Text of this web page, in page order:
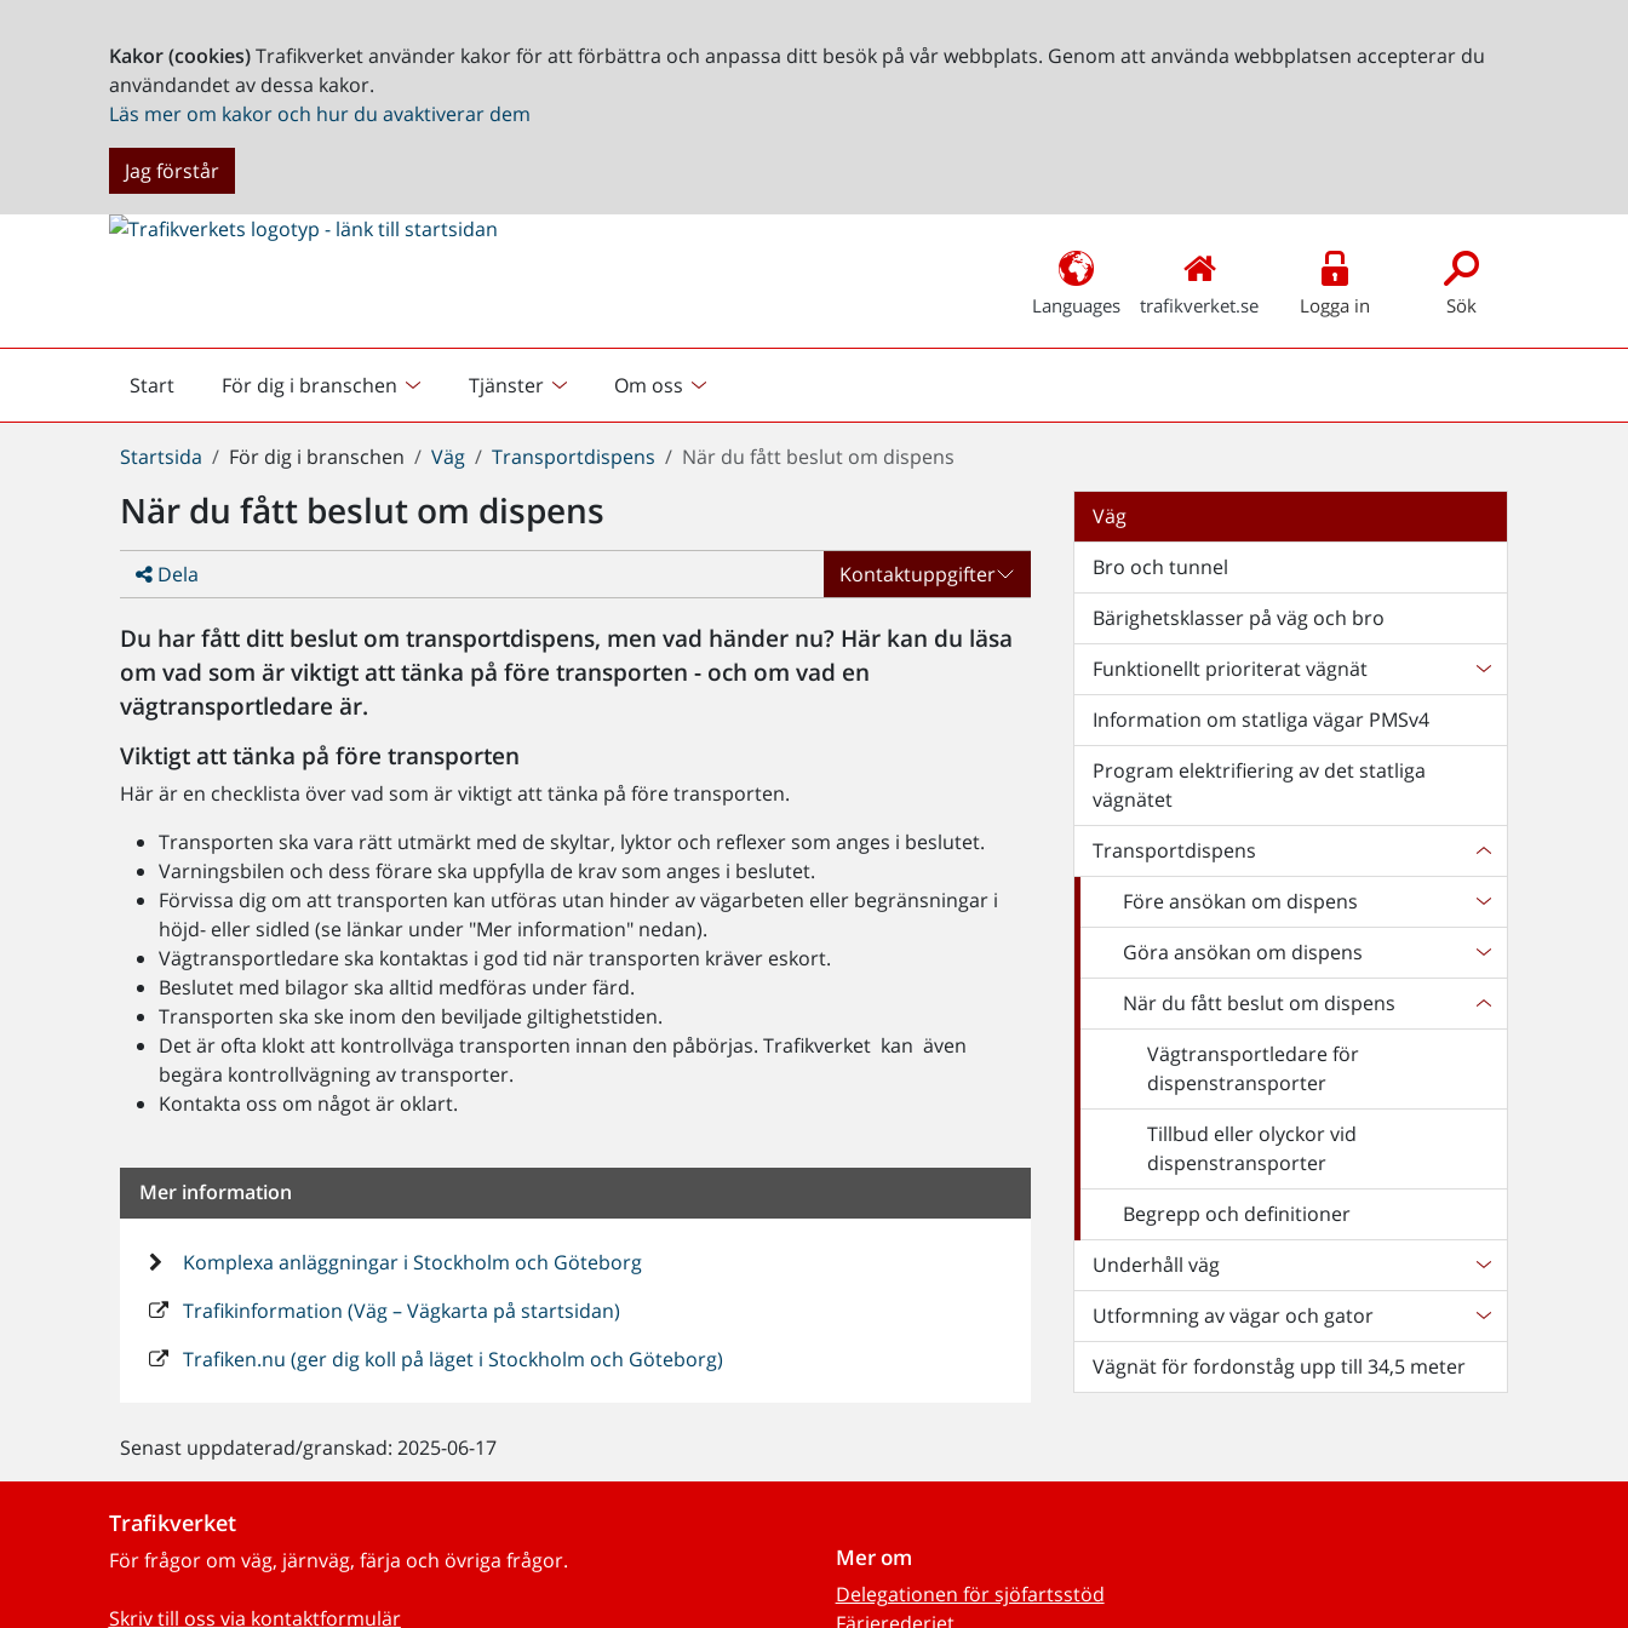
Kakor (cookies)Trafikverket använder kakor för att förbättra och anpassa ditt besök på vår webbplats. Genom att använda webbplatsen accepterar du
användandet av dessa kakor.
Läs mer om kakor och hur du avaktiverar dem
Jag förstår
Languages trafikverket.se Logga in Sök
Start
Startsida För dig i branschen Tjänster Om oss
Du
här:
Startsida För dig i branschen Väg Transportdispens När du fått beslut om dispens
När du fått beslut om dispens
Dela Kontaktuppgifter
Du har fått ditt beslut om transportdispens, men vad händer nu? Här kan du läsa
om vad som är viktigt att tänka på före transporten - och om vad en
vägtransportledare är.
Viktigt att tänka på före transporten
Här är en checklista över vad som är viktigt att tänka på före transporten.
Transporten ska vara rätt utmärkt med de skyltar, lyktor och reflexer som anges i beslutet.
Varningsbilen och dess förare ska uppfylla de krav som anges i beslutet.
Förvissa dig om att transporten kan utföras utan hinder av vägarbeten eller begränsningar i
höjd- eller sidled (se länkar under "Mer information" nedan).
Vägtransportledare ska kontaktas i god tid när transporten kräver eskort.
Beslutet med bilagor ska alltid medföras under färd.
Transporten ska ske inom den beviljade giltighetstiden.
Det är ofta klokt att kontrollväga transporten innan den påbörjas. Trafikverket kan även
begära kontrollvägning av transporter.
Kontakta oss om något är oklart.
Mer information
Komplexa anläggningar i Stockholm och Göteborg
Trafikinformation (Väg – Vägkarta på startsidan)
Trafiken.nu (ger dig koll på läget i Stockholm och Göteborg)
Senast uppdaterad/granskad: 2025-06-17
Väg
Bro och tunnel
Bärighetsklasser på väg och bro
Funktionellt prioriterat vägnät
Information om statliga vägar PMSv4
Program elektrifiering av det statliga
vägnätet
Transportdispens
Före ansökan om dispens
Göra ansökan om dispens
När du fått beslut om dispens
Vägtransportledare för
dispenstransporter
Tillbud eller olyckor vid
dispenstransporter
Begrepp och definitioner
Underhåll väg
Utformning av vägar och gator
Vägnät för fordonståg upp till 34,5 meter
Trafikverket
För frågor om väg, järnväg, färja och övriga frågor.
Skriv till oss via kontaktformulär
Mer om
Delegationen för sjöfartsstöd
Färjerederiet